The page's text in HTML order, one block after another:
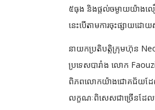
៥ធុង និងផ្តល់ចម្ងាយយ៉ាងល
នេះបើតាមការចុះផ្សាយដ
នាយកប្រតិបត្តិក្រុមហ៊ុន
ប្រទេសបារាំង លោក
ពិភពលោកយ៉ាងជោគជ័យដែល
លក្ខណៈពិសេសជាច្រើនដែលជ